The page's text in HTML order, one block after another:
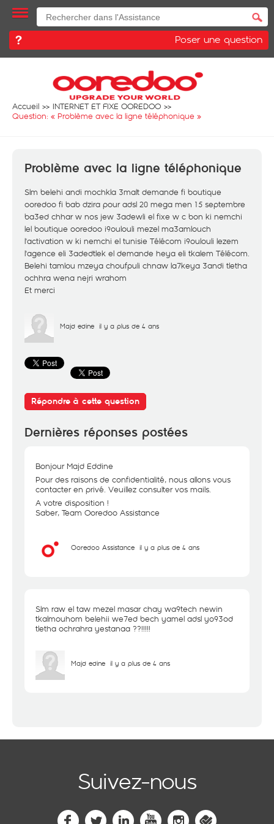
Poser une question
Accueil
INTERNET ET FIXE OOREDOO
Question: « Problème avec la ligne téléphonique »
Problème avec la ligne téléphonique
Slm belehi andi mochkla 3malt demande fi boutique
ooredoo fi bab dzira pour adsl 20 mega men 15 septembre
ba3ed chhar w nos jew 3adewli el fixe w c bon ki nemchi
lel boutique ooredoo i9oulouli mezel ma3amlouch
l'activation w ki nemchi el tunisie Télécom i9oulouli lezem
l'agence eli 3adedtlek el demande heya eli tkalem Télécom.
Belehi tamlou mzeya choufpuli chnaw la7keya 3andi tletha
ochhra wena nejri wrahom
Et merci
Majd edine il y a plus de 4 ans
Répondre à cette question
Dernières réponses postées
Bonjour Majd Eddine
Pour des raisons de confidentialité, nous allons vous
contacter en privé. Veuillez consulter vos mails.
A votre disposition !
Saber, Team Ooredoo Assistance
Ooredoo Assistance il y a plus de 4 ans
Slm raw el taw mezel masar chay wa9tech newin
tkalmouhom belehii we7ed bech yamel adsl yo93od
tletha ochrahra yestanaa ??!!!!!
Majd edine il y a plus de 4 ans
Suivez-nous